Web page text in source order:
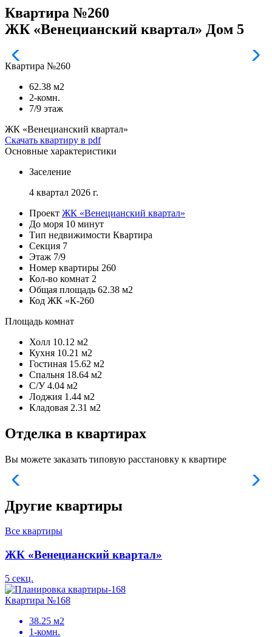
Квартира №260
ЖК «Венецианский квартал» Дом 5
Квартира №260
62.38 м2
2-комн.
7/9 этаж
ЖК «Венецианский квартал»
Скачать квартиру в pdf
Основные характеристики
Заселение
4 квартал 2026 г.
Проект ЖК «Венецианский квартал»
До моря 10 минут
Тип недвижимости Квартира
Секция 7
Этаж 7/9
Номер квартиры 260
Кол-во комнат 2
Общая площадь 62.38 м2
Код ЖК «К-260
Площадь комнат
Холл 10.12 м2
Кухня 10.21 м2
Гостиная 15.62 м2
Спальня 18.64 м2
С/У 4.04 м2
Лоджия 1.44 м2
Кладовая 2.31 м2
Отделка в квартирах
Вы можете заказать типовую расстановку к квартире
Другие квартиры
Все квартиры
ЖК «Венецианский квартал»
5 секц.
Квартира №168
38.25 м2
1-комн.